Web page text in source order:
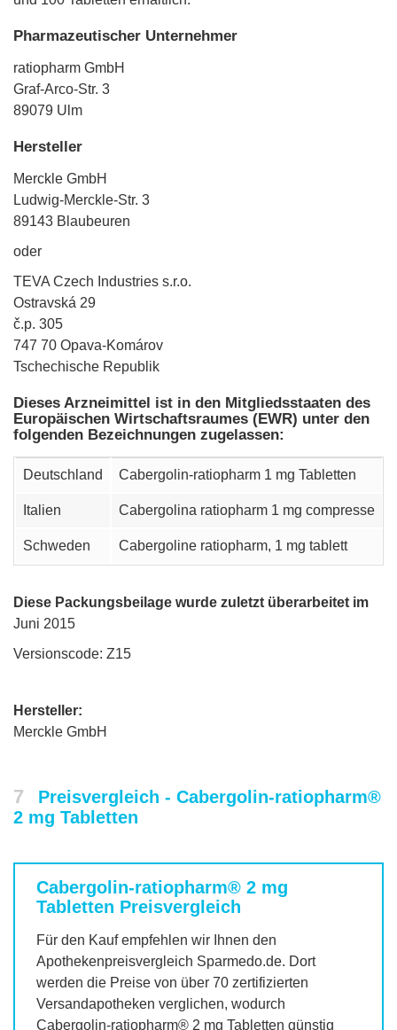
Pharmazeutischer Unternehmer
ratiopharm GmbH
Graf-Arco-Str. 3
89079 Ulm
Hersteller
Merckle GmbH
Ludwig-Merckle-Str. 3
89143 Blaubeuren
oder
TEVA Czech Industries s.r.o.
Ostravská 29
č.p. 305
747 70 Opava-Komárov
Tschechische Republik
Dieses Arzneimittel ist in den Mitgliedsstaaten des
Europäischen Wirtschaftsraumes (EWR) unter den
folgenden Bezeichnungen zugelassen:
Deutschland Cabergolin-ratiopharm 1 mg Tabletten
Italien Cabergolina ratiopharm 1 mg compresse
Schweden Cabergoline ratiopharm, 1 mg tablett
Diese Packungsbeilage wurde zuletzt überarbeitet im
Juni 2015
Versionscode: Z15
Hersteller:
Merckle GmbH
7
Preisvergleich - Cabergolin-ratiopharm®
2 mg Tabletten
Cabergolin-ratiopharm® 2 mg
Tabletten Preisvergleich
Für den Kauf empfehlen wir Ihnen den
Apothekenpreisvergleich Sparmedo.de. Dort
werden die Preise von über 70 zertifizierten
Versandapotheken verglichen, wodurch
Cabergolin-ratiopharm® 2 mg Tabletten günstig